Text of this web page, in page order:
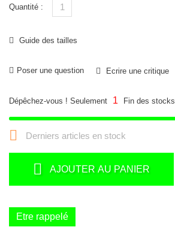
Quantité :
Guide des tailles
Poser une question Ecrire une critique
Dépêchez-vous ! Seulement 1 Fin des stocks
 Derniers articles en stock
AJOUTER AU PANIER
Etre rappelé